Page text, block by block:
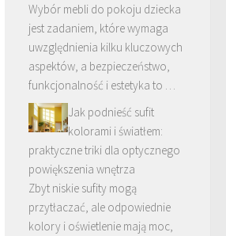
Wybór mebli do pokoju dziecka
jest zadaniem, które wymaga
uwzględnienia kilku kluczowych
aspektów, a bezpieczeństwo,
funkcjonalność i estetyka to …
Jak podnieść sufit
kolorami i światłem:
praktyczne triki dla optycznego
powiększenia wnętrza
Zbyt niskie sufity mogą
przytłaczać, ale odpowiednie
kolory i oświetlenie mają moc,